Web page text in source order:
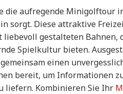
die aufregende Minigolftour
sorgt. Diese attraktive
liebevoll gestalteten Bahnen,
Spielkultur bieten.
einen
bereit, um Informationen
liefern. Kombinieren Sie Ihr